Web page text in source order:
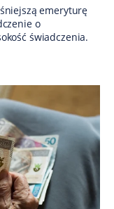
emeryturę
o
świadczenia.